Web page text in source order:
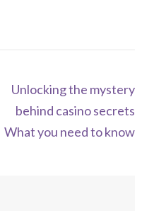
Unlocking the mystery
behind casino secrets
What you need to know